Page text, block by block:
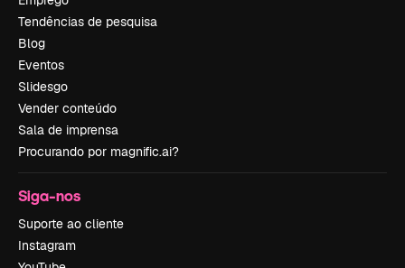
Tendências de pesquisa
Blog
Eventos
Slidesgo
Vender conteúdo
Sala de imprensa
Procurando por magnific.ai?
Siga-nos
Suporte ao cliente
Instagram